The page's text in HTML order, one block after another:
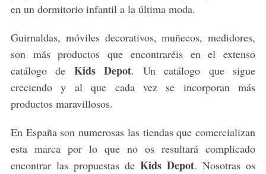
en un dormitorio infantil a la última moda.
Guirnaldas, móviles decorativos, muñecos, medidores,
son más productos que encontraréis en el extenso
catálogo de Kids Depot. Un catálogo que sigue
creciendo y al que cada vez se incorporan más
productos maravillosos.
En España son numerosas las tiendas que comercializan
esta marca por lo que no os resultará complicado
encontrar las propuestas deKids Depot. Nosotras os